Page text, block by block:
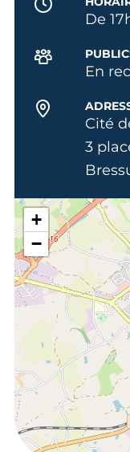
De
En
Cité
3
+
−